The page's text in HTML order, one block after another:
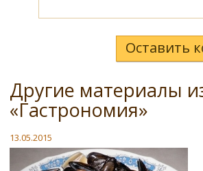
Оставить
Другие материалы
«Гастрономия»
13.05.2015